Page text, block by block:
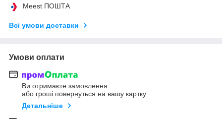
Meest ПОШТА
Всі умови доставки
Умови оплати
Ви отримаєте замовлення
або гроші повернуться на вашу картку
Детальніше